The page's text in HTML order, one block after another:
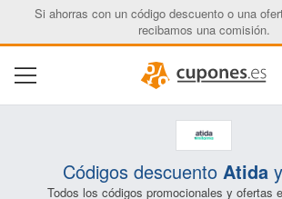
Si ahorras con un código descuento o una
recibamos una comisión.
Códigos descuento Atida
Todos los códigos promocionales y ofertas